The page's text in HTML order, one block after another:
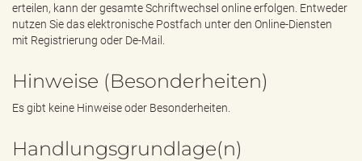
erteilen, kann der gesamte Schriftwechsel online erfolgen. Entweder
nutzen Sie das elektronische Postfach unter den Online-Diensten
mit Registrierung oder De-Mail.
Hinweise (Besonderheiten)
Es gibt keine Hinweise oder Besonderheiten.
Handlungsgrundlage(n)